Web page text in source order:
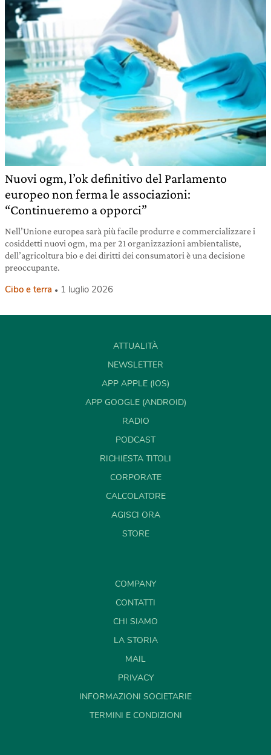
Nuovi ogm, l’ok definitivo del Parlamento
europeo non ferma le associazioni:
“Continueremo a opporci”
Nell’Unione europea sarà più facile produrre e commercializzare i
cosiddetti nuovi ogm, ma per 21 organizzazioni ambientaliste,
dell’agricoltura bio e dei diritti dei consumatori è una decisione
preoccupante.
Cibo e terra 1 luglio 2026
ATTUALITÀ
NEWSLETTER
APP APPLE (IOS)
APP GOOGLE (ANDROID)
RADIO
PODCAST
RICHIESTA TITOLI
CORPORATE
CALCOLATORE
AGISCI ORA
STORE
COMPANY
CONTATTI
CHI SIAMO
LA STORIA
MAIL
PRIVACY
INFORMAZIONI SOCIETARIE
TERMINI E CONDIZIONI